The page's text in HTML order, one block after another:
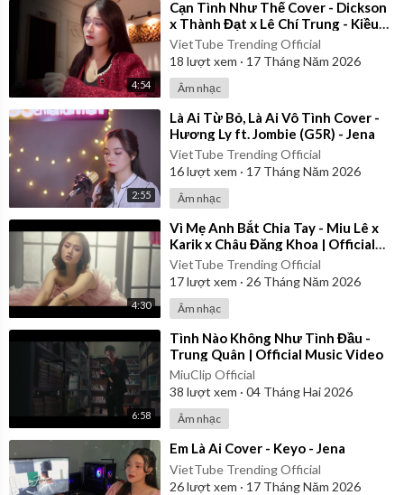
4:54
⁣Cạn Tình Như Thế Cover - Dickson
x Thành Đạt x Lê Chí Trung - Kiều
Chi
VietTube Trending Official
18 lượt xem · 17 Tháng Năm 2026
Âm nhạc
2:55
⁣Là Ai Từ Bỏ, Là Ai Vô Tình Cover -
Hương Ly ft. Jombie (G5R) - Jena
VietTube Trending Official
16lượt xem · 17 Tháng Năm 2026
Âm nhạc
4:30
⁣Vì Mẹ Anh Bắt Chia Tay - Miu Lê x
Karik x Châu Đăng Khoa | Official
Music Video
VietTube Trending Official
17lượt xem · 26 Tháng Năm 2026
Âm nhạc
6:58
⁣Tình Nào Không Như Tình Đầu -
Trung Quân | Official Music Video
MiuClip Official
38 lượt xem · 04 Tháng Hai 2026
Âm nhạc
⁣Em Là Ai Cover - Keyo - Jena
VietTube Trending Official
26lượt xem · 17 Tháng Năm 2026